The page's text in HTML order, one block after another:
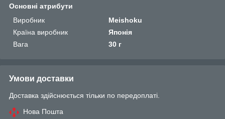
Основні атрибути
Виробник
Meishoku
Країна виробник
Японія
Вага
30 г
Умови доставки
Доставка здійснюється тільки по передоплаті.
Нова Пошта